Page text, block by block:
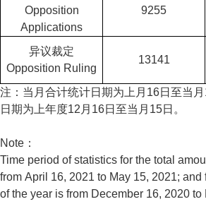
Opposition
Applications
9255
异议裁定
Opposition Ruling
13141
注：当月合计统计日期为上月16日至当
日期为上年度12月16日至当月15日。
Note：
Time period of statistics for the total
from April 16, 2021 to May 15, 2021; and
of the year is from December 16, 2020 to